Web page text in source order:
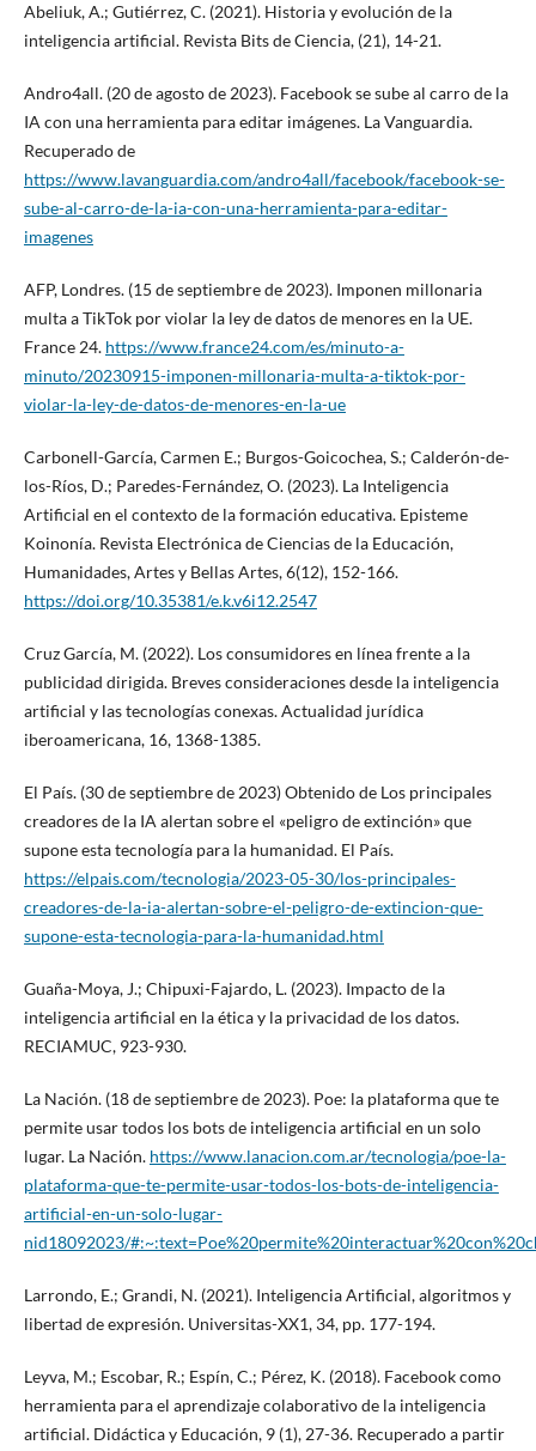
Abeliuk, A.; Gutiérrez, C. (2021). Historia y evolución de la
inteligencia artificial. Revista Bits de Ciencia, (21), 14-21.
Andro4all. (20 de agosto de 2023). Facebook se sube al carro de la
IA con una herramienta para editar imágenes. La Vanguardia.
Recuperado de
https://www.lavanguardia.com/andro4all/facebook/facebook-se-
sube-al-carro-de-la-ia-con-una-herramienta-para-editar-
imagenes
AFP, Londres. (15 de septiembre de 2023). Imponen millonaria
multa a TikTok por violar la ley de datos de menores en la UE.
France 24. https://www.france24.com/es/minuto-a-
minuto/20230915-imponen-millonaria-multa-a-tiktok-por-
violar-la-ley-de-datos-de-menores-en-la-ue
Carbonell-García, Carmen E.; Burgos-Goicochea, S.; Calderón-de-
los-Ríos, D.; Paredes-Fernández, O. (2023). La Inteligencia
Artificial en el contexto de la formación educativa. Episteme
Koinonía. Revista Electrónica de Ciencias de la Educación,
Humanidades, Artes y Bellas Artes, 6(12), 152-166.
https://doi.org/10.35381/e.k.v6i12.2547
Cruz García, M. (2022). Los consumidores en línea frente a la
publicidad dirigida. Breves consideraciones desde la inteligencia
artificial y las tecnologías conexas. Actualidad jurídica
iberoamericana, 16, 1368-1385.
El País. (30 de septiembre de 2023) Obtenido de Los principales
creadores de la IA alertan sobre el «peligro de extinción» que
supone esta tecnología para la humanidad. El País.
https://elpais.com/tecnologia/2023-05-30/los-principales-
creadores-de-la-ia-alertan-sobre-el-peligro-de-extincion-que-
supone-esta-tecnologia-para-la-humanidad.html
Guaña-Moya, J.; Chipuxi-Fajardo, L. (2023). Impacto de la
inteligencia artificial en la ética y la privacidad de los datos.
RECIAMUC, 923-930.
La Nación. (18 de septiembre de 2023). Poe: la plataforma que te
permite usar todos los bots de inteligencia artificial en un solo
lugar. La Nación. https://www.lanacion.com.ar/tecnologia/poe-la-
plataforma-que-te-permite-usar-todos-los-bots-de-inteligencia-
artificial-en-un-solo-lugar-
nid18092023/
Larrondo, E.; Grandi, N. (2021). Inteligencia Artificial, algoritmos y
libertad de expresión. Universitas-XX1, 34, pp. 177-194.
Leyva, M.; Escobar, R.; Espín, C.; Pérez, K. (2018). Facebook como
herramienta para el aprendizaje colaborativo de la inteligencia
artificial. Didáctica y Educación, 9 (1), 27-36. Recuperado a partir